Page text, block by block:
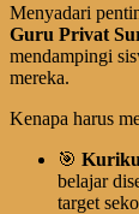
Menyadari
Guru Privat
mendampingi
mereka.
Kenapa harus
🎯
belajar
target